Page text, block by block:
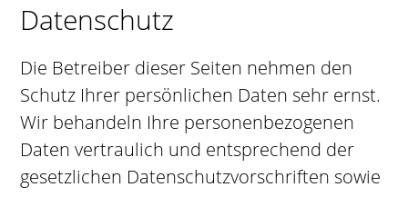
Datenschutz
Die Betreiber dieser Seiten nehmen den
Schutz Ihrer persönlichen Daten sehr ernst.
Wir behandeln Ihre personenbezogenen
Daten vertraulich und entsprechend der
gesetzlichen Datenschutzvorschriften sowie